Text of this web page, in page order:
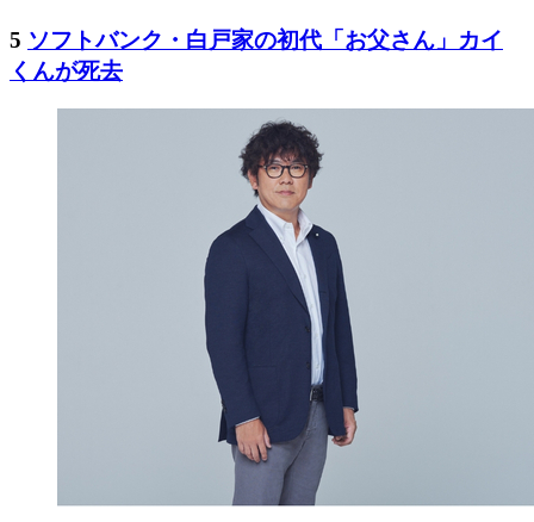
5 ソフトバンク・白戸家の初代「お父さん」カイ
くんが死去